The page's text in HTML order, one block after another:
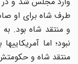
طرف شاه برای او
و منتقد شاه بود. به
نبود؛ اما
منتقد شاه و حکومتش